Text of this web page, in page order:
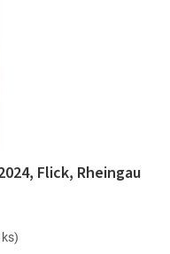
Flick, Rheingau